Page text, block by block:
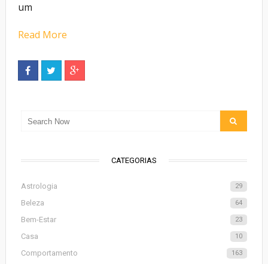
um
Read More
CATEGORIAS
Astrologia 29
Beleza 64
Bem-Estar 23
Casa 10
Comportamento 163